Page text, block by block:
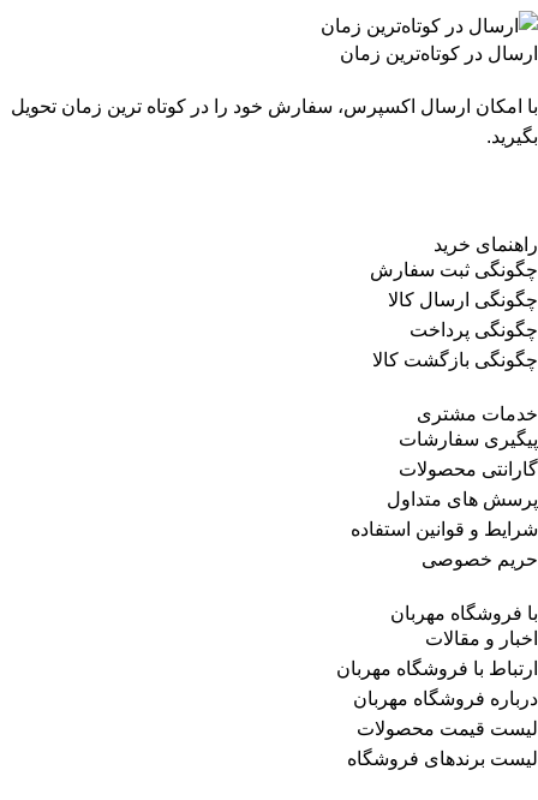
ارسال در کوتاه‌ترین زمان
با امکان ارسال اکسپرس، سفارش خود را در کوتاه ترین زمان تحویل
بگیرید.
راهنمای خرید
چگونگی ثبت سفارش
چگونگی ارسال کالا
چگونگی پرداخت
چگونگی بازگشت کالا
خدمات مشتری
پیگیری سفارشات
گارانتی محصولات
پرسش های متداول
شرایط و قوانین استفاده
حریم خصوصی
با فروشگاه مهربان
اخبار و مقالات
ارتباط با فروشگاه مهربان
درباره فروشگاه مهربان
لیست قیمت محصولات
لیست برندهای فروشگاه